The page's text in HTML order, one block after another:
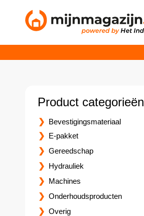
Product categorieën
Bevestigingsmateriaal
E-pakket
Gereedschap
Hydrauliek
Machines
Onderhoudsproducten
Overig